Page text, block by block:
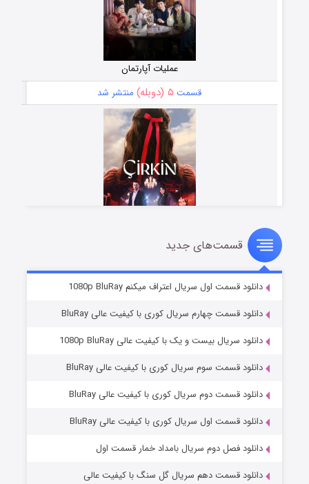
عملیات آپارتمان
قسمت ۵ (دوبله) منتشر شد
سریال زشت
قسمت۲ (زیرنویس) منتشر شد
مردگان متحرک: شهر مرده ۳
قسمت۲ (زیرنویس) منتشر شد
قسمت‌های جدید
دانلود قسمت اول سریال اعتراف میکنم 1080p BluRay
دانلود قسمت چهارم سریال کوری با کیفیت عالی BluRay
دانلود سریال بیست و یک با کیفیت عالی 1080p BluRay
دانلود قسمت سوم سریال کوری با کیفیت عالی BluRay
دانلود قسمت دوم سریال کوری با کیفیت عالی BluRay
دانلود قسمت اول سریال کوری با کیفیت عالی BluRay
دانلود فصل دوم سریال بامداد خمار قسمت اول
دانلود قسمت دهم سریال گل سنگ با کیفیت عالی